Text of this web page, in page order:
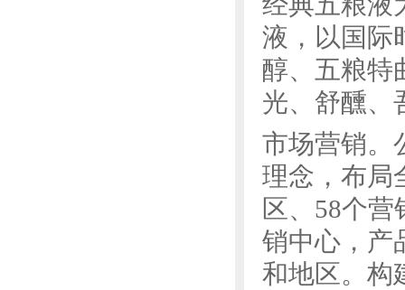
液，以国际
醇、五粮特
光、舒醺、
市场营销。
理念，布局
区、58个
销中心，产
和地区。构